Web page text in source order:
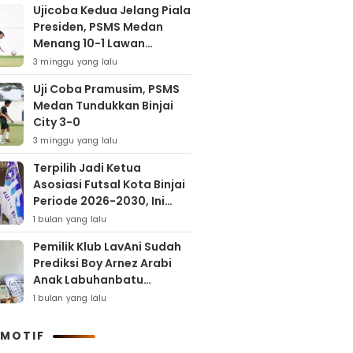
Ujicoba Kedua Jelang Piala
Presiden, PSMS Medan
Menang 10-1 Lawan
Muspika FC
3 minggu yang lalu
Uji Coba Pramusim, PSMS
Medan Tundukkan Binjai
City 3-0
3 minggu yang lalu
Terpilih Jadi Ketua
Asosiasi Futsal Kota Binjai
Periode 2026-2030, Ini
Target Samha Putra
Husein
1 bulan yang lalu
Pemilik Klub LavAni Sudah
Prediksi Boy Arnez Arabi
Anak Labuhanbatu
Tembus Level Asia
1 bulan yang lalu